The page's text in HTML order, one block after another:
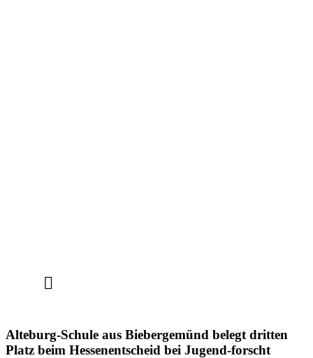
Alteburg-Schule aus Biebergemünd belegt dritten
Platz beim Hessenentscheid bei Jugend-forscht